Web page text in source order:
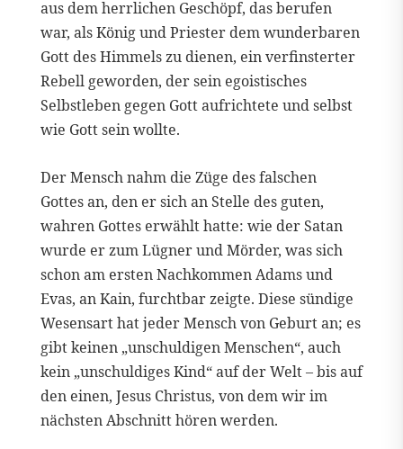
aus dem herrlichen Geschöpf, das berufen
war, als König und Priester dem wunderbaren
Gott des Himmels zu dienen, ein verfinsterter
Rebell geworden, der sein egoistisches
Selbstleben gegen Gott aufrichtete und selbst
wie Gott sein wollte.
Der Mensch nahm die Züge des falschen
Gottes an, den er sich an Stelle des guten,
wahren Gottes erwählt hatte: wie der Satan
wurde er zum Lügner und Mörder, was sich
schon am ersten Nachkommen Adams und
Evas, an Kain, furchtbar zeigte. Diese sündige
Wesensart hat jeder Mensch von Geburt an; es
gibt keinen „unschuldigen Menschen“, auch
kein „unschuldiges Kind“ auf der Welt – bis auf
den einen, Jesus Christus, von dem wir im
nächsten Abschnitt hören werden.